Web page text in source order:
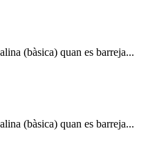
(bàsica) quan es barreja...
(bàsica) quan es barreja...